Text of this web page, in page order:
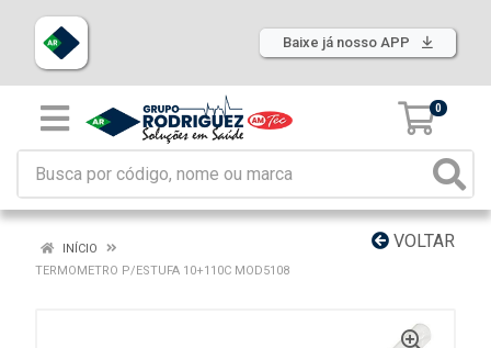
Baixe já nosso APP
0
VOLTAR
INÍCIO
TERMOMETRO P/ESTUFA 10+110C MOD5108